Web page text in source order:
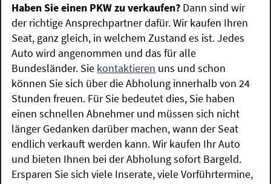
Haben Sie einen PKW zu verkaufen? Dann sind wir
der richtige Ansprechpartner dafür. Wir kaufen Ihren
Seat, ganz gleich, in welchem Zustand es ist. Jedes
Auto wird angenommen und das für alle
Bundesländer. Sie kontaktieren uns und schon
können Sie sich über die Abholung innerhalb von 24
Stunden freuen. Für Sie bedeutet dies, Sie haben
einen schnellen Abnehmer und müssen sich nicht
länger Gedanken darüber machen, wann der Seat
endlich verkauft werden kann. Wir kaufen Ihr Auto
und bieten Ihnen bei der Abholung sofort Bargeld.
Ersparen Sie sich viele Inserate, viele Vorführtermine,